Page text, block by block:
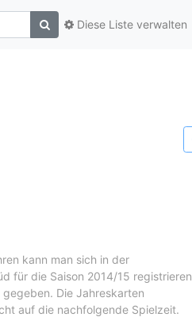
Diese Liste verwalten
kann man sich in der
für die Saison 2014/15 registrieren
Die Jahreskarten
auf die nachfolgende Spielzeit.